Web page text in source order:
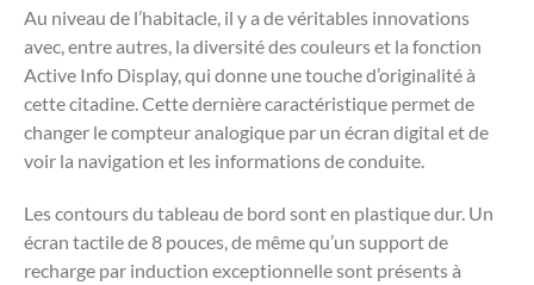
Au niveau de l’habitacle, il y a de véritables innovations
avec, entre autres, la diversité des couleurs et la fonction
Active Info Display, qui donne une touche d’originalité à
cette citadine. Cette dernière caractéristique permet de
changer le compteur analogique par un écran digital et de
voir la navigation et les informations de conduite.
Les contours du tableau de bord sont en plastique dur. Un
écran tactile de 8 pouces, de même qu’un support de
recharge par induction exceptionnelle sont présents à